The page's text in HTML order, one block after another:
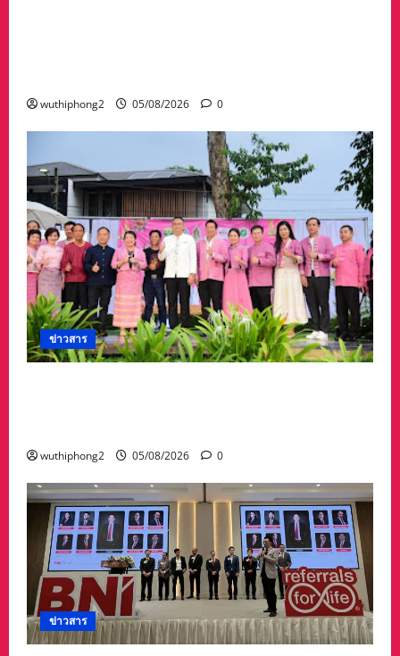
wuthiphong2 05/08/2026 0
ข่าวสาร
wuthiphong2 05/08/2026 0
ข่าวสาร